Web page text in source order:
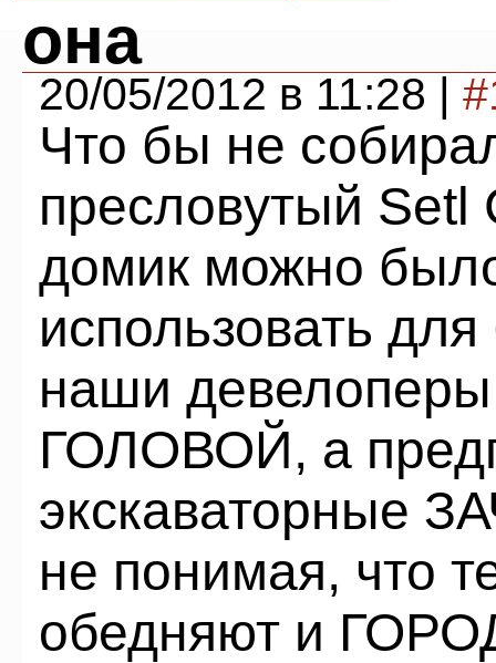
она
20/05/2012 в 11:28 |
Что бы не
пресловутый
домик можно
использовать
наши девелоперы
ГОЛОВОЙ, а
экскаваторные
не понимая, что
обедняют и